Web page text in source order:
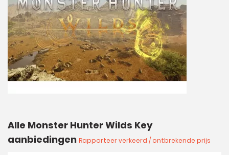
Alle Monster Hunter Wilds Key
aanbiedingen Rapporteer verkeerd / ontbrekende prijs